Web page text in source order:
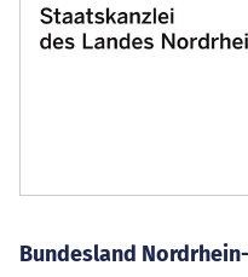
Bundesland